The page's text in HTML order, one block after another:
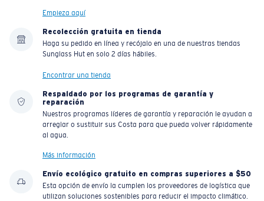
Empieza aquí
Recolección gratuita en tienda
Haga su pedido en línea y recójalo en una de nuestras tiendas
Sunglass Hut en solo 2 días hábiles.
Encontrar una tienda
Respaldado por los programas de garantía y
reparación
Nuestros programas líderes de garantía y reparación le ayudan a
arreglar o sustituir sus Costa para que pueda volver rápidamente
al agua.
Más información
Envío ecológico gratuito en compras superiores a $50
Esta opción de envío la cumplen los proveedores de logística que
utilizan soluciones sostenibles para reducir el impacto climático.